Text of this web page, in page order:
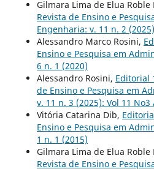
Gilmara Lima de Elua Roble
Revista de Ensino e
Engenharia: v. 11 n. 2
Alessandro Marco Rosini,
Ensino e Pesquisa em
6 n. 1 (2020)
Alessandro Rosini, Editorial
de Ensino e Pesquisa em
v. 11 n. 3 (2025): Vol 11 No3
Vitória Catarina Dib,
Ensino e Pesquisa em
1 n. 1 (2015)
Gilmara Lima de Elua Roble
Revista de Ensino e